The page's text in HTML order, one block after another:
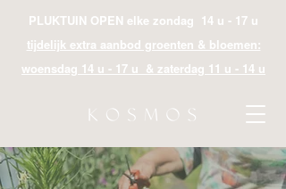
PLUKTUIN OPEN elke zondag 14 u - 17 u
tijdelijk extra aanbod groenten & bloemen:
woensdag 14 u - 17 u & zaterdag 11 u - 14 u